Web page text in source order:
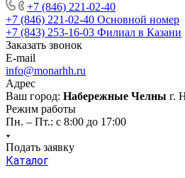
+7 (846) 221-02-40
+7 (846) 221-02-40 Основной номер
+7 (843) 253-16-03 Филиал в Казани
Заказать звонок
E-mail
info@monarhh.ru
Адрес
Ваш город: Набережные Челны г.
Режим работы
Пн. – Пт.: с 8:00 до 17:00
Подать заявку
Каталог